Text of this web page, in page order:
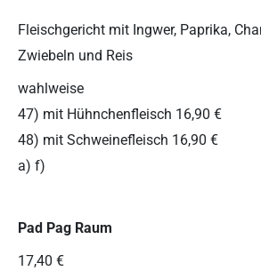
Fleischgericht mit Ingwer, Paprika,
Zwiebeln und Reis
wahlweise
47) mit Hühnchenfleisch 16,90 €
48) mit Schweinefleisch 16,90 €
a) f)
Pad Pag Raum
17,40 €